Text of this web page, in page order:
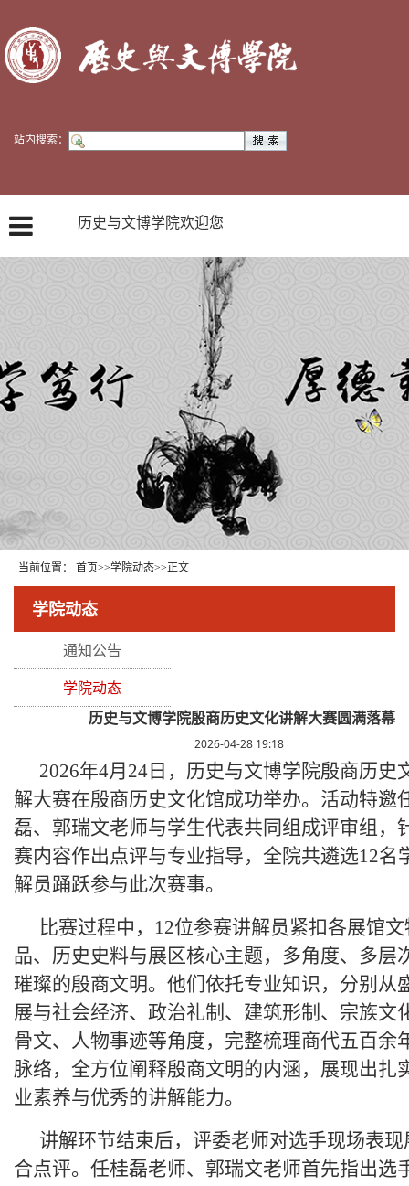
站内搜索：
历史与文博学院欢迎您
当前位置： 首页>>学院动态>>正文
学院动态
通知公告
学院动态
历史与文博学院殷商历史文化讲解大赛圆满落幕
2026-04-28 19:18
2026年4月24日，历史与文博学院殷商历史
解大赛在殷商历史文化馆成功举办。活动特邀
磊、郭瑞文老师与学生代表共同组成评审组，
赛内容作出点评与专业指导，全院共遴选12名
解员踊跃参与此次赛事。
比赛过程中，12位参赛讲解员紧扣各展馆
品、历史史料与展区核心主题，多角度、多层
璀璨的殷商文明。他们依托专业知识，分别从
展与社会经济、政治礼制、建筑形制、宗族文
骨文、人物事迹等角度，完整梳理商代五百余
脉络，全方位阐释殷商文明的内涵，展现出扎
业素养与优秀的讲解能力。
讲解环节结束后，评委老师对选手现场表现
合点评。任桂磊老师、郭瑞文老师首先指出选